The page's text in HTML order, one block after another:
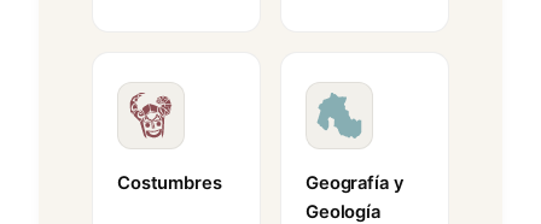
Costumbres
Geografía y
Geología